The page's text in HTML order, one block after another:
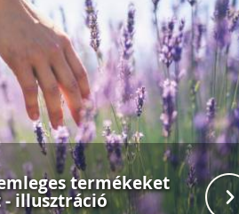
termékeket
illusztráció